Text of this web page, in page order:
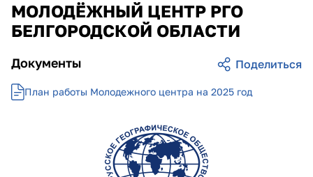
Документы
План работы Молодежного центра на 2025 год
МОЛОДЁЖНЫЙ ЦЕНТР РГО
БЕЛГОРОДСКОЙ ОБЛАСТИ
belgorodskaya_obl.png